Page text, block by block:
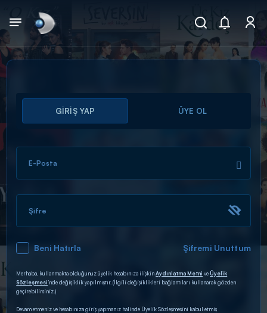
Arama
ARAMA SONUÇLARI
DİĞER SONUÇLAR
GİRİŞ YAP ÜYE OL
E-Posta
Şifre
Beni Hatırla Şifremi Unuttum
Merhaba, kullanmakta olduğunuz üyelik hesabınıza ilişkinAydınlatma Metni veÜyelik
Sözleşmesi’nde değişiklik yapılmıştır. (İlgili değişiklikleri bağlantıları kullanarak gözden
geçirebilirsiniz.)
Devam etmeniz ve hesabınıza giriş yapmanız halinde Üyelik Sözleşmesini kabul etmiş